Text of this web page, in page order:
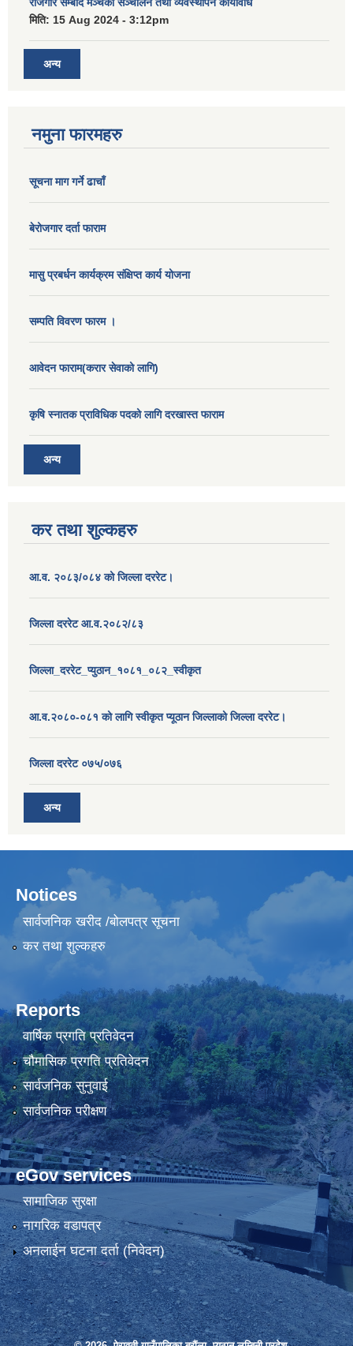
मिति: 15 Aug 2024 - 3:12pm
अन्य
नमुना फारमहरु
सूचना माग गर्ने ढाचाँ
बेरोजगार दर्ता फाराम
मासु प्रबर्धन कार्यक्रम संक्षिप्त कार्य योजना
सम्पति विवरण फारम ।
आवेदन फाराम(करार सेवाको लागि)
कृषि स्नातक प्राविधिक पदको लागि दरखास्त फाराम
अन्य
कर तथा शुल्कहरु
आ.व. २०८३/०८४ को जिल्ला दररेट।
जिल्ला दररेट आ.व.२०८२/८३
जिल्ला_दररेट_प्युठान_१०८१_०८२_स्वीकृत
आ.व.२०८०-०८१ को लागि स्वीकृत प्यूठान जिल्लाको जिल्ला दररेट।
जिल्ला दररेट ०७५/०७६
अन्य
Notices
सार्वजनिक खरीद /बोलपत्र सूचना
कर तथा शुल्कहरु
Reports
वार्षिक प्रगति प्रतिवेदन
चौमासिक प्रगति प्रतिवेदन
सार्वजनिक सुनुवाई
सार्वजनिक परीक्षण
eGov services
सामाजिक सुरक्षा
नागरिक वडापत्र
अनलाईन घटना दर्ता (निवेदन)